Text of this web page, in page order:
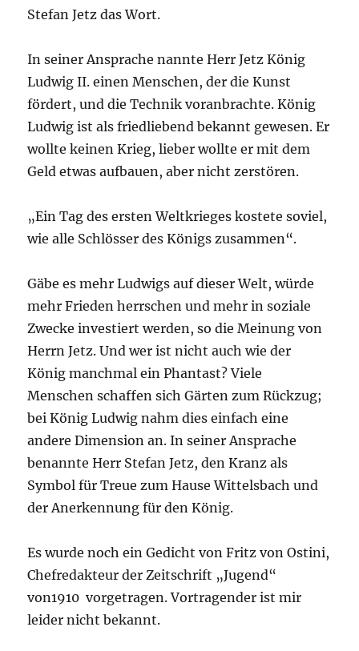
Stefan Jetz das Wort.
In seiner Ansprache nannte Herr Jetz König
Ludwig II. einen Menschen, der die Kunst
fördert, und die Technik voranbrachte. König
Ludwig ist als friedliebend bekannt gewesen. Er
wollte keinen Krieg, lieber wollte er mit dem
Geld etwas aufbauen, aber nicht zerstören.
„Ein Tag des ersten Weltkrieges kostete soviel,
wie alle Schlösser des Königs zusammen“.
Gäbe es mehr Ludwigs auf dieser Welt, würde
mehr Frieden herrschen und mehr in soziale
Zwecke investiert werden, so die Meinung von
Herrn Jetz. Und wer ist nicht auch wie der
König manchmal ein Phantast? Viele
Menschen schaffen sich Gärten zum Rückzug;
bei König Ludwig nahm dies einfach eine
andere Dimension an. In seiner Ansprache
benannte Herr Stefan Jetz, den Kranz als
Symbol für Treue zum Hause Wittelsbach und
der Anerkennung für den König.
Es wurde noch ein Gedicht von Fritz von Ostini,
Chefredakteur der Zeitschrift „Jugend“
von1910 vorgetragen. Vortragender ist mir
leider nicht bekannt.